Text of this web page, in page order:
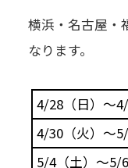
横浜・名古屋・
なります。
4/28（日）～4/
4/30（火）～5/
5/4（土）～5/6